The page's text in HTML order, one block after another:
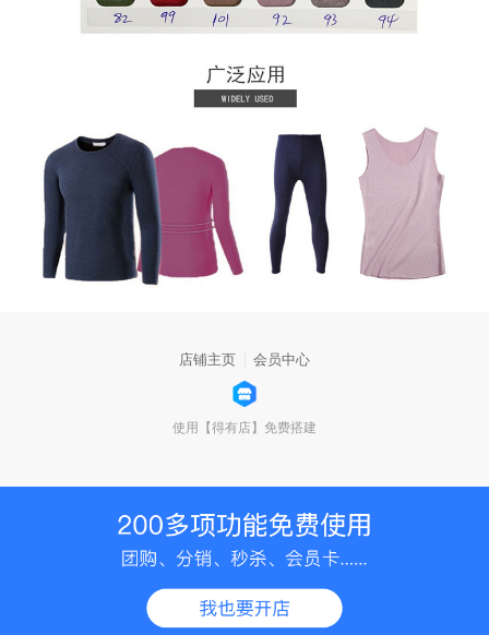
店铺主页 会员中心
使用【得有店】免费搭建